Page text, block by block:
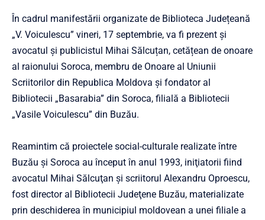
În cadrul manifestării organizate de Biblioteca Județeană
„V. Voiculescu” vineri, 17 septembrie, va fi prezent și
avocatul și publicistul Mihai Sălcuțan, cetățean de onoare
al raionului Soroca, membru de Onoare al Uniunii
Scriitorilor din Republica Moldova și fondator al
Bibliotecii „Basarabia” din Soroca, filială a Bibliotecii
„Vasile Voiculescu” din Buzău.
Reamintim că proiectele social-culturale realizate între
Buzău şi Soroca au început în anul 1993, iniţiatorii fiind
avocatul Mihai Sălcuţan şi scriitorul Alexandru Oproescu,
fost director al Bibliotecii Judeţene Buzău, materializate
prin deschiderea în municipiul moldovean a unei filiale a